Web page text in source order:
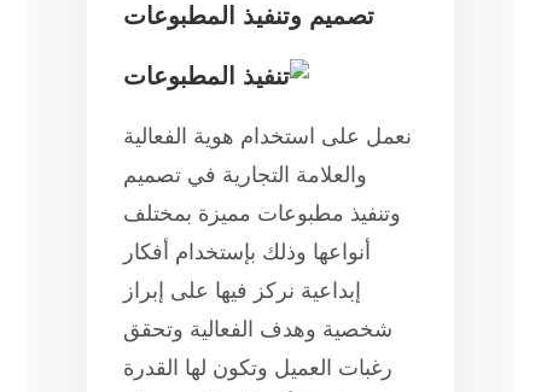
تصميم وتنفيذ المطبوعات
نعمل على استخدام هوية الفعالية
والعلامة التجارية في تصميم
وتنفيذ مطبوعات مميزة بمختلف
أنواعها وذلك بإستخدام أفكار
إبداعية نركز فيها على إبراز
شخصية وهدف الفعالية وتحقق
رغبات العميل وتكون لها القدرة